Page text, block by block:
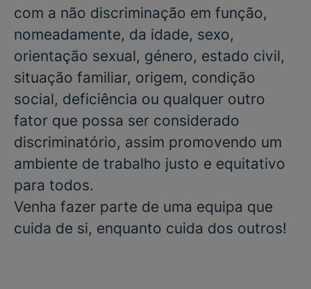
com a não discriminação em função,
nomeadamente, da idade, sexo,
orientação sexual, género, estado civil,
situação familiar, origem, condição
social, deficiência ou qualquer outro
fator que possa ser considerado
discriminatório, assim promovendo um
ambiente de trabalho justo e equitativo
para todos.
Venha fazer parte de uma equipa que
cuida de si, enquanto cuida dos outros!